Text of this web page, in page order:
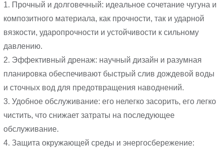
1. Прочный и долговечный: идеальное сочетание чугуна и
композитного материала, как прочности, так и ударной
вязкости, ударопрочности и устойчивости к сильному
давлению.
2. Эффективный дренаж: научный дизайн и разумная
планировка обеспечивают быстрый слив дождевой воды
и сточных вод для предотвращения наводнений.
3. Удобное обслуживание: его нелегко засорить, его легко
чистить, что снижает затраты на последующее
обслуживание.
4. Защита окружающей среды и энергосбережение: